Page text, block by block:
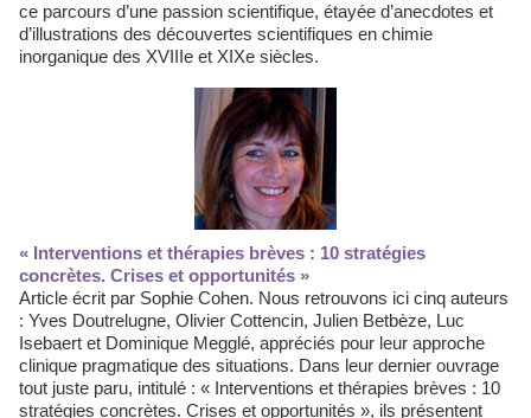
ce parcours d’une passion scientifique, étayée d’anecdotes et
d’illustrations des découvertes scientifiques en chimie
inorganique des XVIIIe et XIXe siècles.
« Interventions et thérapies brèves : 10 stratégies
concrètes. Crises et opportunités »
Article écrit par Sophie Cohen. Nous retrouvons ici cinq auteurs
: Yves Doutrelugne, Olivier Cottencin, Julien Betbèze, Luc
Isebaert et Dominique Megglé, appréciés pour leur approche
clinique pragmatique des situations. Dans leur dernier ouvrage
tout juste paru, intitulé : « Interventions et thérapies brèves : 10
stratégies concrètes. Crises et opportunités », ils présentent